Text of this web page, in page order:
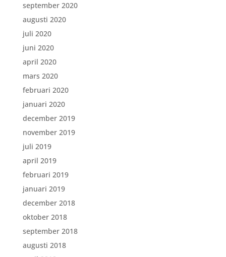
september 2020
augusti 2020
juli 2020
juni 2020
april 2020
mars 2020
februari 2020
januari 2020
december 2019
november 2019
juli 2019
april 2019
februari 2019
januari 2019
december 2018
oktober 2018
september 2018
augusti 2018